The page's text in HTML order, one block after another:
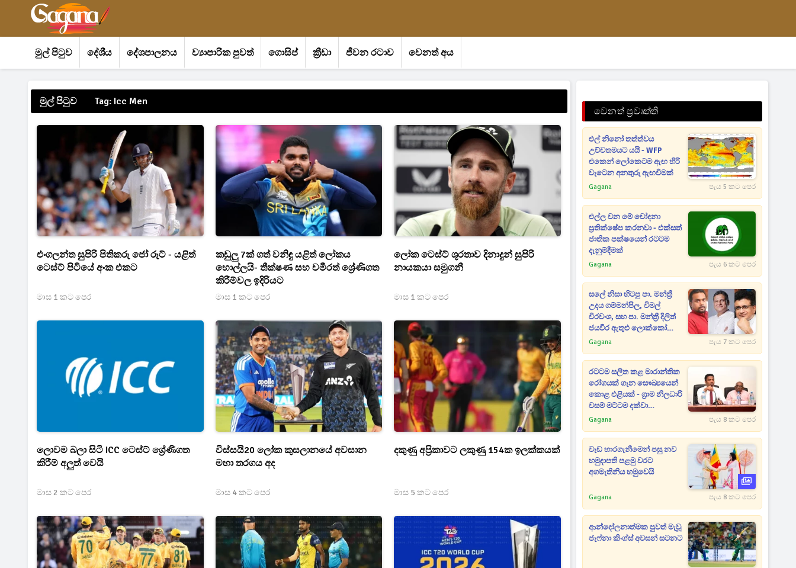
මුල් පිටුව දේශීය දේශපාලනය ව්‍යාපාරික පුවත් ගොසිප් ක්‍රීඩා ජීවන රටාව වෙනත් අය
මුල් පිටුව Tag: Icc Men
එංගලන්ත සුපිරි පිතිකරු ජෝ රූට් - යළිත්
ටෙස්ට් පිටියේ අංක එකට
මාස 1 කට පෙර
කඩුලු 7ක් ගත් වනිඳු යළිත් ලෝකය
හොල්ලයි- තීක්ෂණ සහ චමීරත් ශ්‍රේණිගත
කිරීම්වල ඉදිරියට
මාස 1 කට පෙර
ලෝක ටෙස්ට් ශූරතාව දිනාදුන් සුපිරි
නායකයා සමුගනී
මාස 1 කට පෙර
ලොවම බලා සිටි ICC ටෙස්ට් ශ්‍රේණිගත
කිරීම් අලුත් වෙයි
මාස 2 කට පෙර
විස්සයි20 ලෝක කුසලානයේ අවසාන
මහා තරගය අද
මාස 4 කට පෙර
දකුණු අප්‍රිකාවට ලකුණු 154ක ඉලක්කයක්
මාස 5 කට පෙර
වෙනත් ප්‍රවෘත්ති
එල් නිනෝ තත්ත්වය
උච්චතමයට යයි - WFP
එකෙන් ලෝකෙටම ඇඟ හිරි
වැටෙන අනතුරු ඇඟවීමක්
Gagana පැය 5 කට පෙර
එල්ල වන මේ චෝදනා
ප්‍රතික්ෂේප කරනවා - එක්සත්
ජාතික පක්ෂයෙන් රටටම
දැනුම්දීමක්
Gagana පැය 6 කට පෙර
සලේ නිසා හිටපු පා. මන්ත්‍රී
උදය ගම්මන්පිල, විමල්
වීරවංශ, සහ පා. මන්ත්‍රී දිලිත්
ජයවීර ඇතුළු ලොක්කෝ
රැසකට වැඩ වැරදෙයි
Gagana පැය 7 කට පෙර
රටටම සලිත කළ මාරාන්තික
රෝගයක් ගැන සෞඛ්‍යයෙන්
කොළ එළියක් - ග්‍රාම නිලධාරි
වසම් මට්ටම දක්වා
වැඩපිළිවෙළක්
Gagana පැය 8 කට පෙර
වැඩ භාරගැනීමෙන් පසු නව
හමුදාපති පළමු වරට
අගමැතිනිය හමුවෙයි
Gagana පැය 8 කට පෙර
ආන්දෝලනාත්මක පුවත් මැවූ
ජැෆ්නා කිංග්ස් අවසන් සටනට